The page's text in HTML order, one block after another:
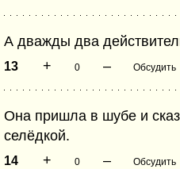
А дважды два
13 + 0 – Обсудить
Она пришла в шубе и
селёдкой.
14 + 0 – Обсудить